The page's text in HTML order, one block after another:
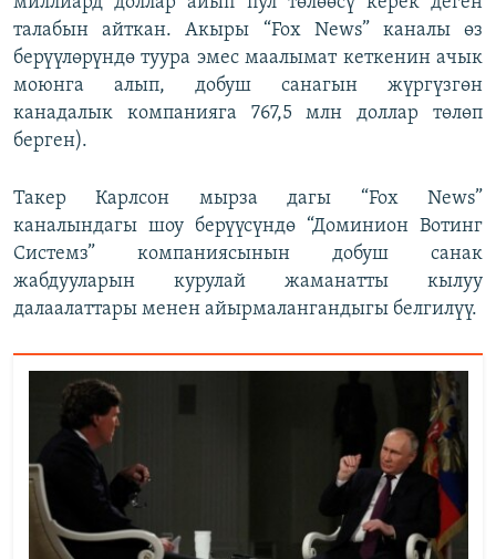
талабын айткан. Акыры “Fox News” каналы өз
берүүлөрүндө туура эмес маалымат кеткенин ачык
моюнга алып, добуш санагын жүргүзгөн
канадалык компанияга 767,5 млн доллар төлөп
берген).
Такер Карлсон мырза дагы “Fox News”
каналындагы шоу берүүсүндө “Доминион Вотинг
Системз” компаниясынын добуш санак
жабдууларын курулай жаманатты кылуу
далаалаттары менен айырмалангандыгы белгилүү.